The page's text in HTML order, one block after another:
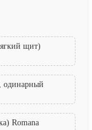
щит)
одинарный
Romana